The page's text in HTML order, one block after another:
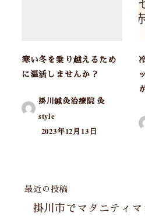
寒い冬を乗り越えるため
に温活しませんか？
掛川鍼灸治療院 灸
style
2023年12月13日
最近の投稿
掛川市でマタニティ